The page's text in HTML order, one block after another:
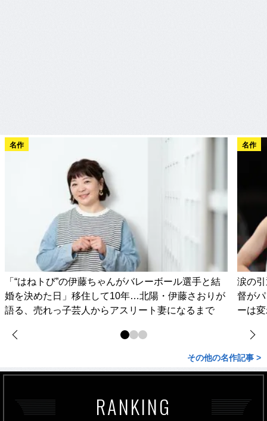
名作
「“はねトび”の伊藤ちゃんがバレーボール選手と結
婚を決めた日」移住して10年…北陽・伊藤さおりが
語る、売れっ子芸人からアスリート妻になるまで
名作
涙の
督が
ーは
その他の名作記事 >
RANKING